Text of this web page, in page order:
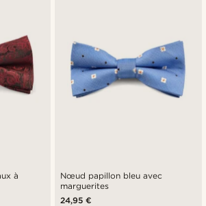
à
Nœud papillon bleu avec
marguerites
24,95 €